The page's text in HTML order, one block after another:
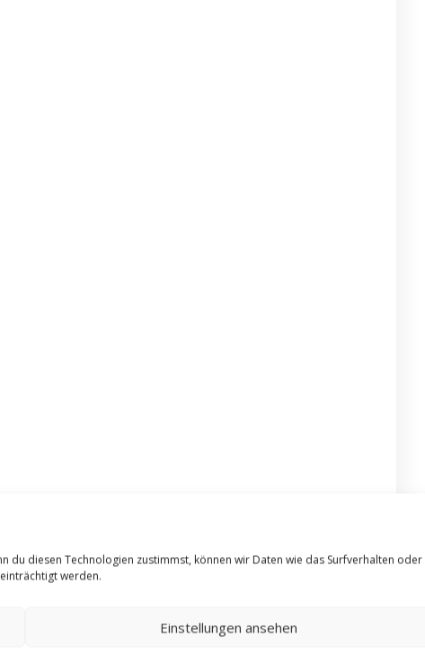
diesen Technologien zustimmst, können wir Daten wie das Surfverhalten oder
werden.
Einstellungen ansehen